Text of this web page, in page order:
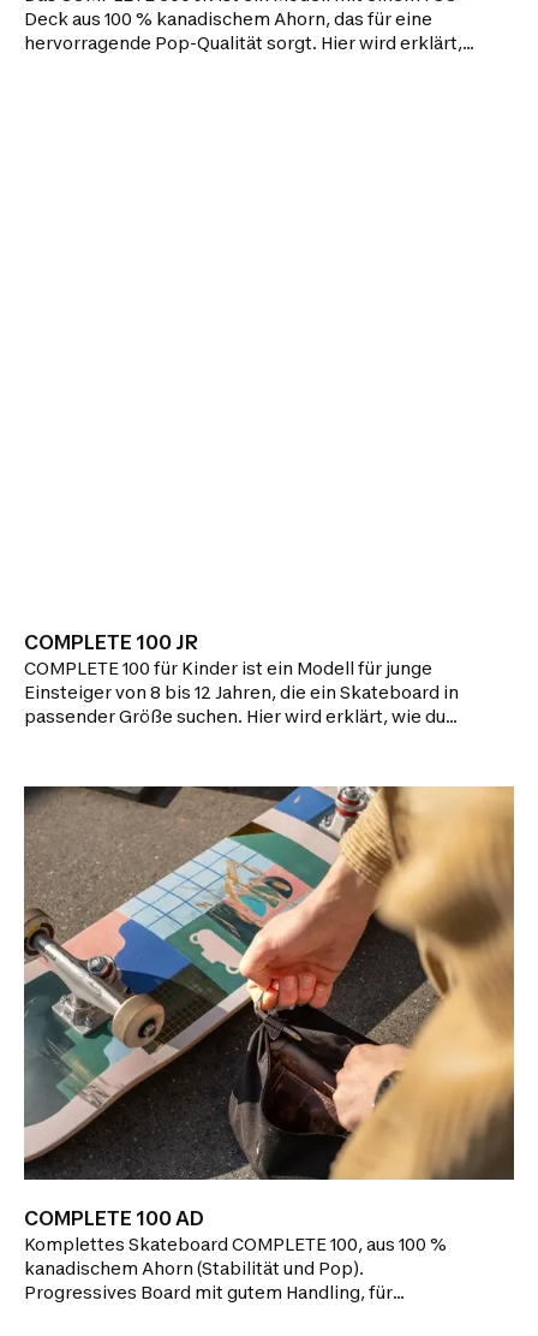
Deck aus 100 % kanadischem Ahorn, das für eine
hervorragende Pop-Qualität sorgt. Hier wird erklärt,
COMPLETE 100 JR
COMPLETE 100 für Kinder ist ein Modell für junge
Einsteiger von 8 bis 12 Jahren, die ein Skateboard in
passender Größe suchen. Hier wird erklärt, wie du
COMPLETE 100 AD
Komplettes Skateboard COMPLETE 100, aus 100 %
kanadischem Ahorn (Stabilität und Pop).
Progressives Board mit gutem Handling, für